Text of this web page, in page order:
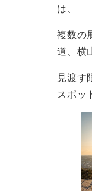
は、
複数の
道、横
見渡す
スポ